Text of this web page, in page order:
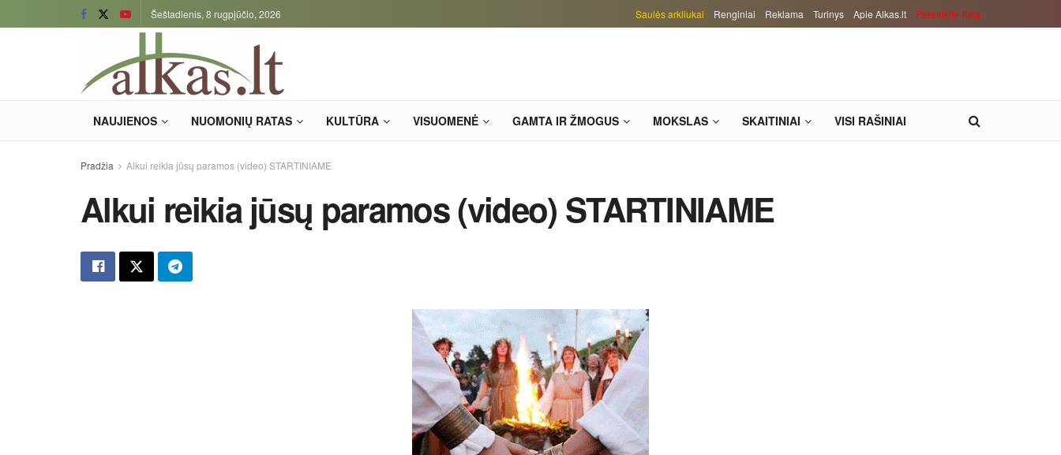
Šeštadienis, 8 rugpjūčio, 2026 Saulės arkliukai Renginiai Reklama Turinys Apie Alkas.lt Paremkite Alką
NAUJIENOS NUOMONIŲ RATAS KULTŪRA VISUOMENĖ GAMTA IR ŽMOGUS MOKSLAS SKAITINIAI VISI RAŠINIAI
Pradžia Alkui reikia jūsų paramos (video) STARTINIAME
Alkui reikia jūsų paramos (video) STARTINIAME